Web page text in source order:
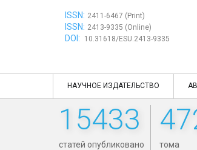
ISSN: 2411-6467 (Print)
ISSN: 2413-9335 (Online)
DOI: 10.31618/ESU.2413-9335
НАУЧНОЕ ИЗДАТЕЛЬСТВО
15433
статей опубликовано тома